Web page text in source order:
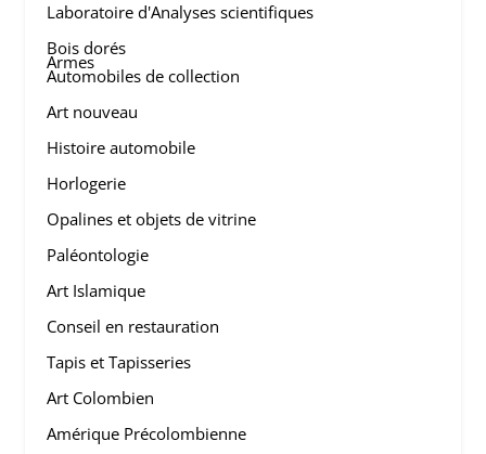
Laboratoire d'Analyses scientifiques
Bois dorés
Armes
Automobiles de collection
Art nouveau
Histoire automobile
Horlogerie
Opalines et objets de vitrine
Paléontologie
Art Islamique
Conseil en restauration
Tapis et Tapisseries
Art Colombien
Amérique Précolombienne